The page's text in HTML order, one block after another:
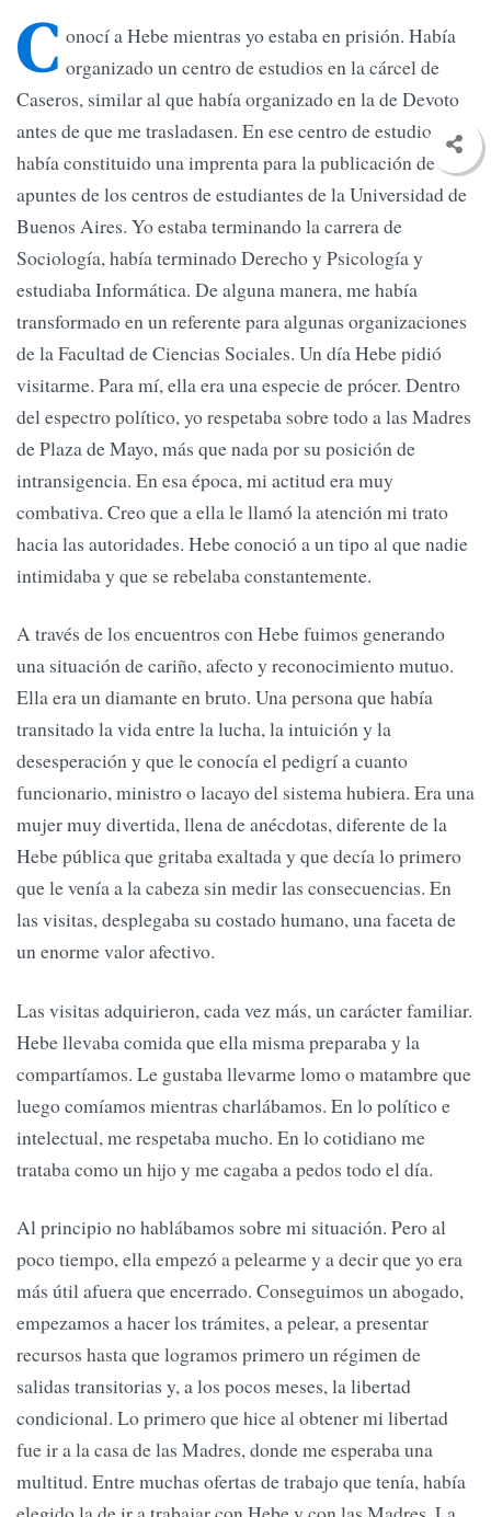
C onocí a Hebe mientras yo estaba en prisión. Había
organizado un centro de estudios en la cárcel de
Caseros, similar al que había organizado en la de Devoto
antes de que me trasladasen. En ese centro de estudios
había constituido una imprenta para la publicación de
apuntes de los centros de estudiantes de la Universidad de
Buenos Aires. Yo estaba terminando la carrera de
Sociología, había terminado Derecho y Psicología y
estudiaba Informática. De alguna manera, me había
transformado en un referente para algunas organizaciones
de la Facultad de Ciencias Sociales. Un día Hebe pidió
visitarme. Para mí, ella era una especie de prócer. Dentro
del espectro político, yo respetaba sobre todo a las Madres
de Plaza de Mayo, más que nada por su posición de
intransigencia. En esa época, mi actitud era muy
combativa. Creo que a ella le llamó la atención mi trato
hacia las autoridades. Hebe conoció a un tipo al que nadie
intimidaba y que se rebelaba constantemente.
A través de los encuentros con Hebe fuimos generando
una situación de cariño, afecto y reconocimiento mutuo.
Ella era un diamante en bruto. Una persona que había
transitado la vida entre la lucha, la intuición y la
desesperación y que le conocía el pedigrí a cuanto
funcionario, ministro o lacayo del sistema hubiera. Era una
mujer muy divertida, llena de anécdotas, diferente de la
Hebe pública que gritaba exaltada y que decía lo primero
que le venía a la cabeza sin medir las consecuencias. En
las visitas, desplegaba su costado humano, una faceta de
un enorme valor afectivo.
Las visitas adquirieron, cada vez más, un carácter familiar.
Hebe llevaba comida que ella misma preparaba y la
compartíamos. Le gustaba llevarme lomo o matambre que
luego comíamos mientras charlábamos. En lo político e
intelectual, me respetaba mucho. En lo cotidiano me
trataba como un hijo y me cagaba a pedos todo el día.
Al principio no hablábamos sobre mi situación. Pero al
poco tiempo, ella empezó a pelearme y a decir que yo era
más útil afuera que encerrado. Conseguimos un abogado,
empezamos a hacer los trámites, a pelear, a presentar
recursos hasta que logramos primero un régimen de
salidas transitorias y, a los pocos meses, la libertad
condicional. Lo primero que hice al obtener mi libertad
fue ir a la casa de las Madres, donde me esperaba una
multitud. Entre muchas ofertas de trabajo que tenía, había